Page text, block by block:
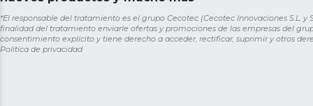
*El responsable del tratamiento es el grupo Cecotec (Cecotec Innovaciones S.L. y
finalidad del tratamiento enviarle ofertas y promociones de las empresas del
consentimiento explícito y tiene derecho a acceder, rectificar, suprimir y otros
Política de privacidad